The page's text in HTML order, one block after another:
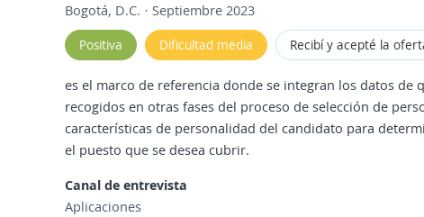
Bogotá, D.C. · Septiembre 2023
Positiva Dificultad media Recibí y acepté la
es el marco de referencia donde se integran los datos de
recogidos en otras fases del proceso de selección de
características de personalidad del candidato para
el puesto que se desea cubrir.
Canal de entrevista
Aplicaciones